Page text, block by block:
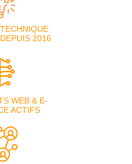
2016
WEB & E-
ACTIFS